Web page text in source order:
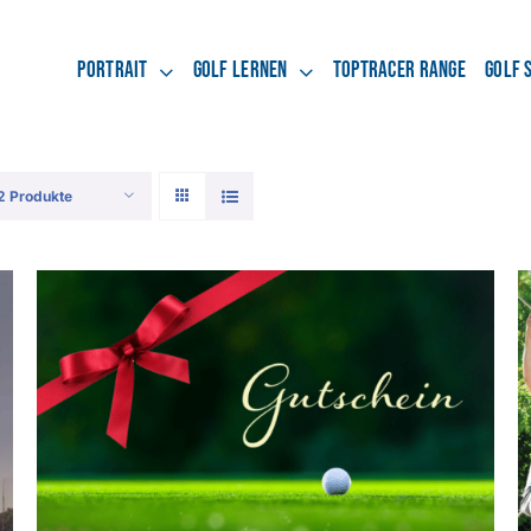
Portrait Golf lernen Toptracer Range Golf
Produkte